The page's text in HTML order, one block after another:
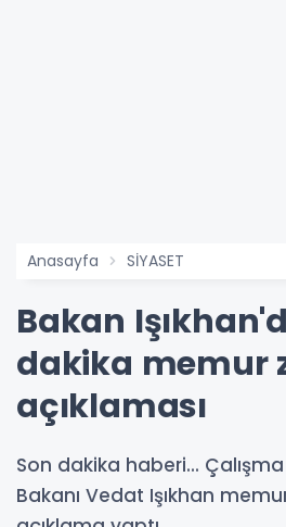
Anasayfa SİYASET
Bakan
dakika memur
açıklaması
Son dakika haberi...
Bakanı Vedat Işıkhan